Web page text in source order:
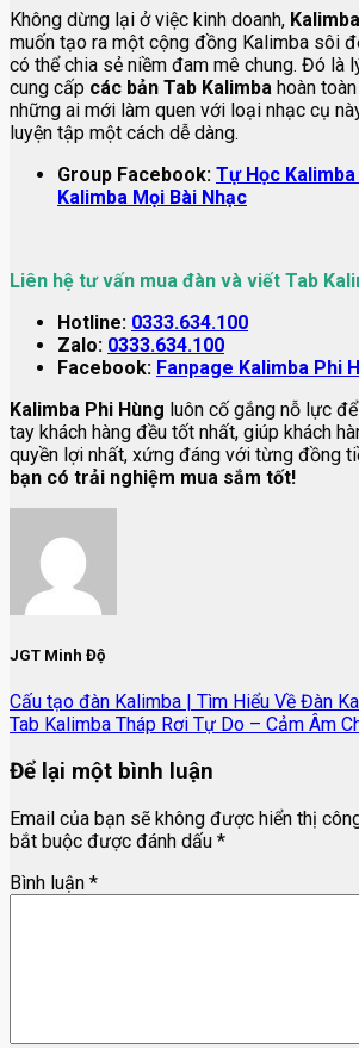
Không dừng lại ở việc kinh doanh,
muốn tạo ra một cộng đồng Kalimba sôi
có thể chia sẻ niềm đam mê chung. Đó là
cung cấp các bản Tab Kalimba hoàn
những ai mới làm quen với loại nhạc cụ
luyện tập một cách dễ dàng.
Group Facebook: Tự Học
Kalimba Mọi Bài Nhạc
Liên hệ tư vấn mua đàn và viết Tab
Hotline: 0333.634.100
Zalo: 0333.634.100
Facebook: Fanpage Kalimba Phi
Kalimba Phi Hùng luôn cố gắng nỗ lực
tay khách hàng đều tốt nhất, giúp khách
quyền lợi nhất, xứng đáng với từng đồng
bạn có trải nghiệm mua sắm tốt!
JGT Minh Độ
Cấu tạo đàn Kalimba | Tìm Hiểu Về Đàn
Tab Kalimba Tháp Rơi Tự Do – Cảm Âm
Để lại một bình luận
Email của bạn sẽ không được hiển thị
bắt buộc được đánh dấu *
Bình luận *